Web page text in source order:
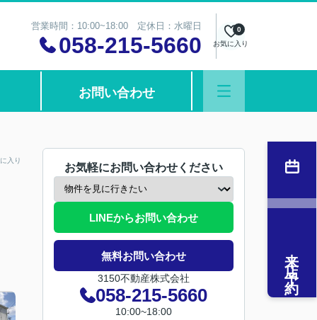
営業時間：10:00~18:00 定休日：水曜日
058-215-5660 お気に入り
0
お問い合わせ
入り
お気軽にお問い合わせください
LINEからお問い合わせ
無料お問い合わせ
3150不動産株式会社
058-215-5660
10:00~18:00
来店予約